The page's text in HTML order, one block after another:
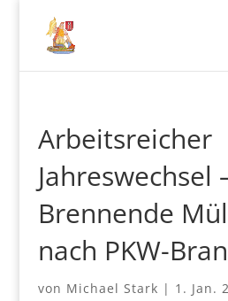
Arbeitsreicher
Jahreswechsel
Brennende
nach PKW-
von Michael Stark | 1. Jan.